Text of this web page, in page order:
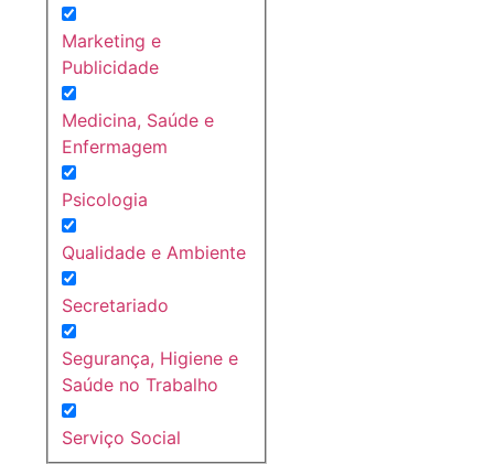
Marketing e
Publicidade
Medicina, Saúde e
Enfermagem
Psicologia
Qualidade e Ambiente
Secretariado
Segurança, Higiene e
Saúde no Trabalho
Serviço Social